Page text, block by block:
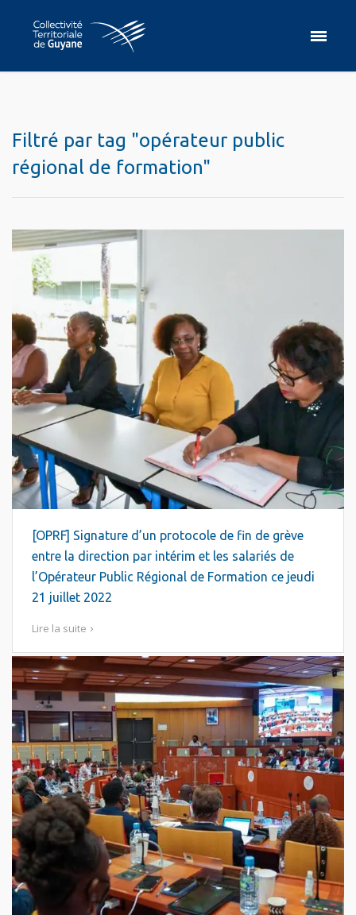
Filtré par tag "opérateur public
régional de formation"
[OPRF] Signature d’un protocole de fin de grève
entre la direction par intérim et les salariés de
l’Opérateur Public Régional de Formation ce jeudi
21 juillet 2022
Lire la suite